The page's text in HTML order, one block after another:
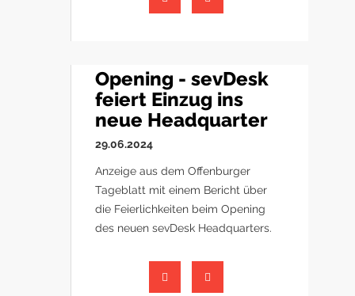
Opening - sevDesk
feiert Einzug ins
neue Headquarter
29.06.2024
Anzeige aus dem Offenburger
Tageblatt mit einem Bericht über
die Feierlichkeiten beim Opening
des neuen sevDesk Headquarters.